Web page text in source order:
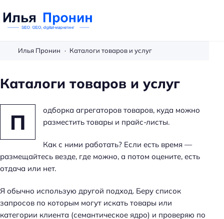
и
-
з
м
е
Илья Пронин Каталоги товаров и услуг
Каталоги товаров и услуг
П
одборка агрегаторов товаров, куда можно
разместить товары и прайс-листы.
Как с ними работать? Если есть время —
размещайтесь везде, где можно, а потом оцените, есть
отдача или нет.
Я обычно использую другой подход. Беру список
запросов по которым могут искать товары или
категории клиента (семантическое ядро) и проверяю по